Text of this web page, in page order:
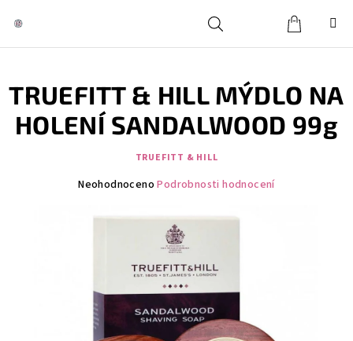
HledatPřihlášeníKošík
TRUEFITT & HILL MÝDLO NA
HOLENÍ SANDALWOOD 99g
TRUEFITT & HILL
Průměrné
produktu
hvězdiček.
Neohodnoceno Podrobnosti hodnocení